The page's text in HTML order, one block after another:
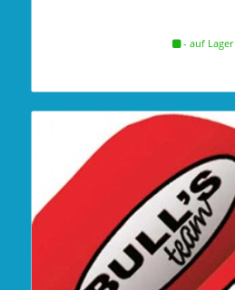
- auf Lager